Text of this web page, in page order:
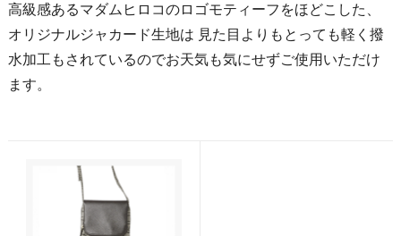
高級感あるマダムヒロコのロゴモティーフをほどこした、
オリジナルジャカード生地は 見た目よりもとっても軽く撥
水加工もされているのでお天気も気にせずご使用いただけ
ます。